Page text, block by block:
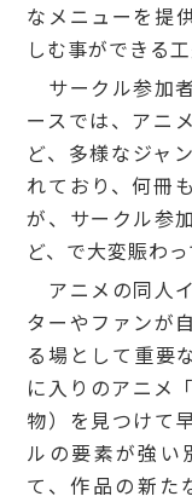
なメニューを提
しむ事ができる
サークル参加
ースでは、アニ
ど、多様なジャ
れており、何冊
が、サークル参
ど、で大変賑わっ
アニメの同人
ターやファンが
る場として重要
に入りのアニメ
物）を見つけて
ルの要素が強い
て、作品の新た